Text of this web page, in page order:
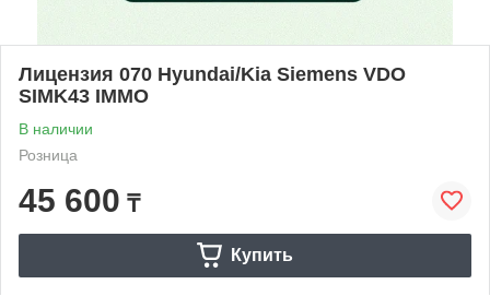
Лицензия 070 Hyundai/Kia Siemens VDO
SIMK43 IMMO
В наличии
Розница
45 600 ₸
Купить